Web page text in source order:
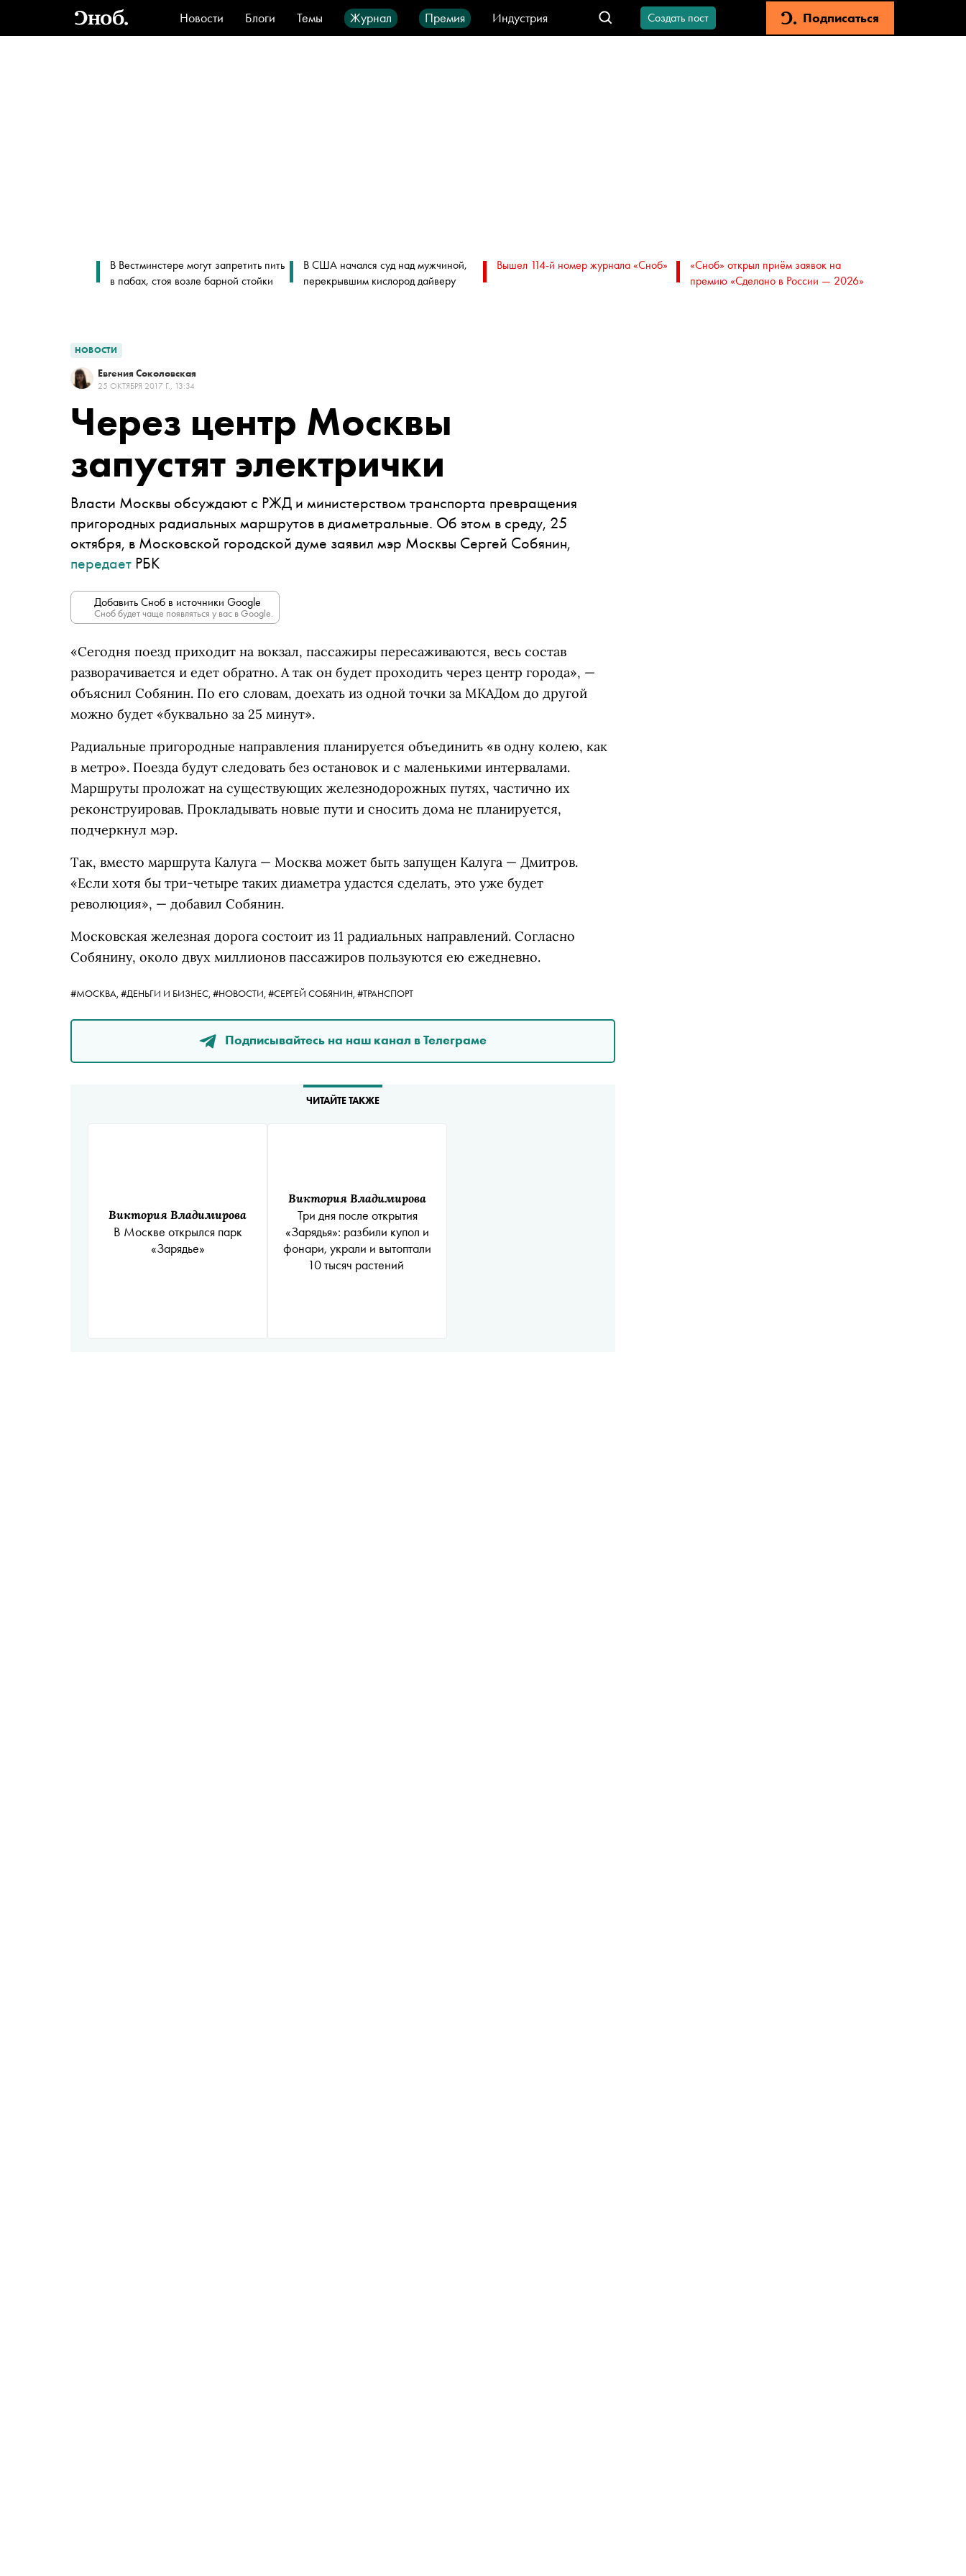
Новости Блоги Темы Журнал Премия
Индустрия
Стиль
Видео Город IT-продукты
Создать пост Подписаться
В Вестминстере могут запретить пить
в пабах, стоя возле барной стойки
В США начался суд над мужчиной,
перекрывшим кислород дайверу
Вышел 114-й номер журнала «Сноб»
«Сноб» открыл приём заявок на
премию «Сделано в России — 2026»
НОВОСТИ
Евгения Соколовская
25 ОКТЯБРЯ 2017 Г., 13:34
Через центр Москвы
запустят электрички
Власти Москвы обсуждают с РЖД и министерством транспорта превращения
пригородных радиальных маршрутов в диаметральные. Об этом в среду, 25
октября, в Московской городской думе заявил мэр Москвы Сергей Собянин,
передает РБК
Добавить Сноб в источники Google
Сноб будет чаще появляться у вас в Google.
«Сегодня поезд приходит на вокзал, пассажиры пересаживаются, весь состав
разворачивается и едет обратно. А так он будет проходить через центр города», —
объяснил Собянин. По его словам, доехать из одной точки за МКАДом до другой
можно будет «буквально за 25 минут».
Радиальные пригородные направления планируется объединить «в одну колею, как
в метро». Поезда будут следовать без остановок и с маленькими интервалами.
Маршруты проложат на существующих железнодорожных путях, частично их
реконструировав. Прокладывать новые пути и сносить дома не планируется,
подчеркнул мэр.
Так, вместо маршрута Калуга — Москва может быть запущен Калуга — Дмитров.
«Если хотя бы три-четыре таких диаметра удастся сделать, это уже будет
революция», — добавил Собянин.
Московская железная дорога состоит из 11 радиальных направлений. Согласно
Собянину, около двух миллионов пассажиров пользуются ею ежедневно.
#МОСКВА, #ДЕНЬГИ И БИЗНЕС, #НОВОСТИ, #СЕРГЕЙ СОБЯНИН, #ТРАНСПОРТ
Подписывайтесь на наш канал в Телеграме
ЧИТАЙТЕ ТАКЖЕ
Виктория Владимирова
В Москве открылся парк
«Зарядье»
Виктория Владимирова
Три дня после открытия
«Зарядья»: разбили купол и
фонари, украли и вытоптали
10 тысяч растений